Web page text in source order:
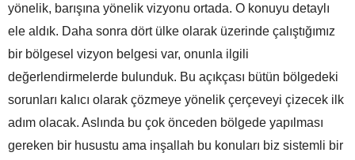
yönelik, barışına yönelik vizyonu ortada. O konuyu detaylı
ele aldık. Daha sonra dört ülke olarak üzerinde çalıştığımız
bir bölgesel vizyon belgesi var, onunla ilgili
değerlendirmelerde bulunduk. Bu açıkçası bütün bölgedeki
sorunları kalıcı olarak çözmeye yönelik çerçeveyi çizecek ilk
adım olacak. Aslında bu çok önceden bölgede yapılması
gereken bir husustu ama inşallah bu konuları biz sistemli bir